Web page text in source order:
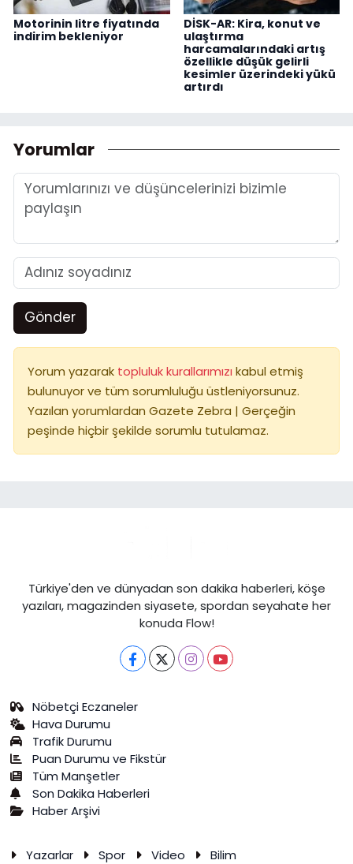
Motorinin litre fiyatında
indirim bekleniyor
DİSK-AR: Kira, konut ve
ulaştırma
harcamalarındaki artış
özellikle düşük gelirli
kesimler üzerindeki yükü
artırdı
Yorumlar
Gönder
Yorum yazarak topluluk kurallarımızı kabul etmiş
bulunuyor ve tüm sorumluluğu üstleniyorsunuz.
Yazılan yorumlardan Gazete Zebra | Gerçeğin
peşinde hiçbir şekilde sorumlu tutulamaz.
Türkiye'den ve dünyadan son dakika haberleri, köşe
yazıları, magazinden siyasete, spordan seyahate her
konuda Flow!
Nöbetçi Eczaneler
Hava Durumu
Trafik Durumu
Puan Durumu ve Fikstür
Tüm Manşetler
Son Dakika Haberleri
Haber Arşivi
Yazarlar Spor Video Bilim